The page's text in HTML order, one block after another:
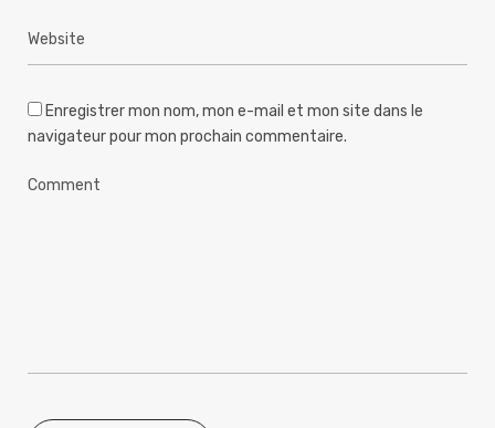
Enregistrer mon nom, mon e-mail et mon site dans le
navigateur pour mon prochain commentaire.